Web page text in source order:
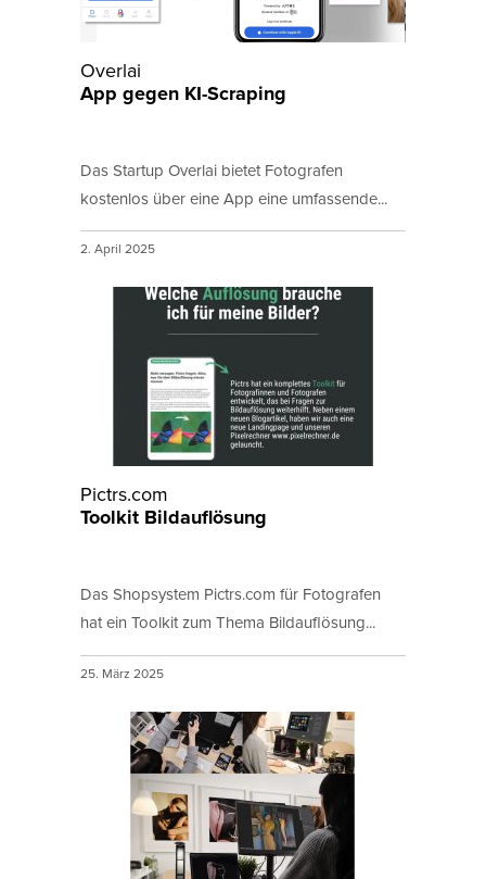
Overlai
App gegen KI-Scraping
Das Startup Overlai bietet Fotografen
kostenlos über eine App eine umfassende...
2. April 2025
Pictrs.com
Toolkit Bildauflösung
Das Shopsystem Pictrs.com für Fotografen
hat ein Toolkit zum Thema Bildauflösung...
25. März 2025